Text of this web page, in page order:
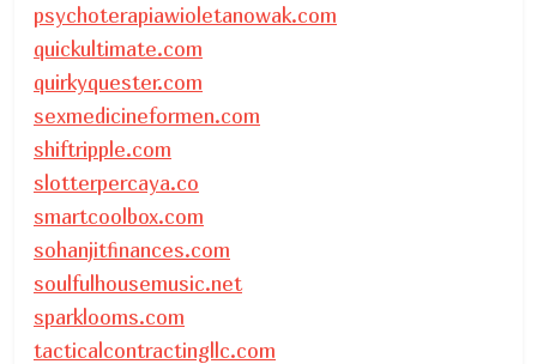
psychoterapiawioletanowak.com
quickultimate.com
quirkyquester.com
sexmedicineformen.com
shiftripple.com
slotterpercaya.co
smartcoolbox.com
sohanjitfinances.com
soulfulhousemusic.net
sparklooms.com
tacticalcontractingllc.com